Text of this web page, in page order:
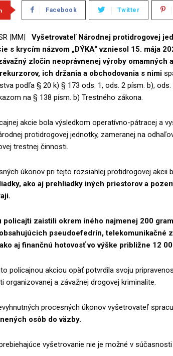
Facebook Twitter
|MM| Vyšetrovateľ Národnej protidrogovej
s krycím názvom „DÝKA“ vzniesol 15. mája
zločin neoprávnenej výroby omamných
ich držania a obchodovania s nimi
podľa § 20 k) § 173 ods. 1, ods. 2 písm. b),
na § 138 písm. b) Trestného zákona.
akcie bola výsledkom operatívno-pátracej a
protidrogovej jednotky, zameranej na
trestnej činnosti.
úkonov pri tejto rozsiahlej protidrogovej akcii b
ako aj prehliadky iných priestorov a
policajti zaistili okrem iného najmenej 200
pseudoefedrín, telekomunikačné
aj finančnú hotovosť vo výške približne 12
policajnou akciou opäť potvrdila svoju
organizovanej a závažnej drogovej kriminalite.
procesných úkonov vyšetrovateľ
osôb do väzby.
vyšetrovanie nie je možné v